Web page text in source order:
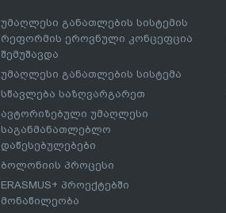
უმაღლესი განათლების სისტემის
რეფორმის ეროვნული კონცეფცია
შემუშავდა
უმაღლესი განათლების სისტემა
სწავლება საზღვარგარეთ
ავტორიზებული უმაღლესი
საგანმანათლებლო
დაწესებულებები
ბოლონიის პროცესი
ERASMUS+ პროექტებში
მონაწილეობა